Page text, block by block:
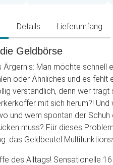
Details Lieferumfang
Geldbörse
Ärgernis: Man möchte schnell
oder Ähnliches und es fehlt
verständlich, denn wer trägt
mit sich herum?!
und wem spontan der
muss? Für dieses
das Geldbeutel
des Alltags! Sensationelle